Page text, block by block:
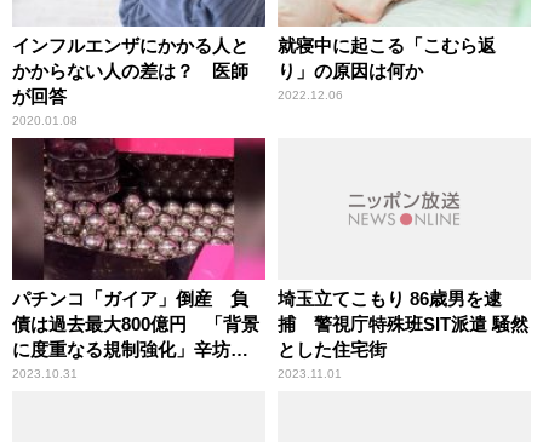
インフルエンザにかかる人と
かからない人の差は？ 医師
が回答
2020.01.08
就寝中に起こる「こむら返
り」の原因は何か
2022.12.06
パチンコ「ガイア」倒産 負
債は過去最大800億円 「背景
に度重なる規制強化」辛坊治
郎が解説
2023.10.31
埼玉立てこもり 86歳男を逮
捕 警視庁特殊班SIT派遣 騒然
とした住宅街
2023.11.01